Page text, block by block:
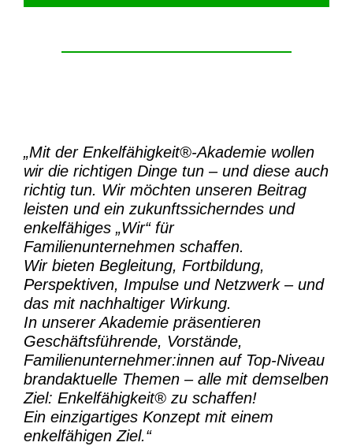
„Mit der Enkelfähigkeit®-Akademiewollen
wir die richtigen Dinge tun – und diese auch
richtig tun. Wir möchten unseren Beitrag
leisten und ein zukunftssicherndes und
enkelfähiges „Wir“ für
Familienunternehmen schaffen.
Wir bieten Begleitung, Fortbildung,
Perspektiven, Impulse und Netzwerk – und
das mit nachhaltiger Wirkung.
In unserer Akademie präsentieren
Geschäftsführende, Vorstände,
Familienunternehmer:innen auf Top-Niveau
brandaktuelle Themen – alle mit demselben
Ziel: Enkelfähigkeit® zu schaffen!
Ein einzigartiges Konzept mit einem
enkelfähigen Ziel.“